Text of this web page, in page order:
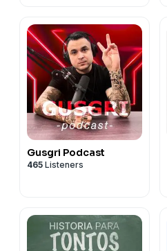
Gusgri Podcast
465 Listeners